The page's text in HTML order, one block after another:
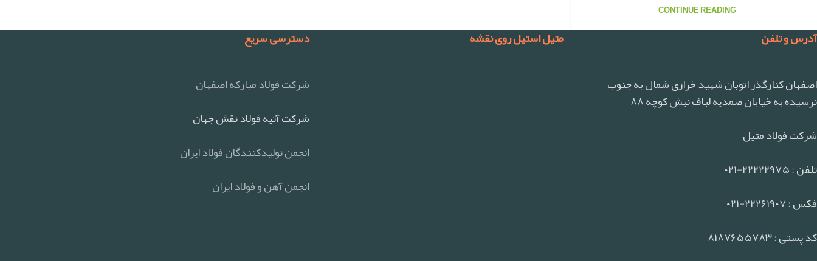
CONTINUE READING
آدرس و تلفن
اصفهان کنارگذر اتوبان شهید خرازی شمال به جنوب
نرسیده به خیابان صمدیه لباف نبش کوچه ۸۸
شرکت فولاد متیل
تلفن : ۲۲۲۲۲۹۷۵-۰۲۱
فکس : ۲۲۲۶۱۹۰۷-۰۲۱
کد پستی : ۸۱۸۷۶۵۵۷۸۳
متیل استیل روی نقشه دسترسی سریع
شرکت فولاد مبارکه اصفهان
شرکت آتیه فولاد نقش جهان
انجمن تولیدکنندگان فولاد ایران
انجمن آهن و فولاد ایران